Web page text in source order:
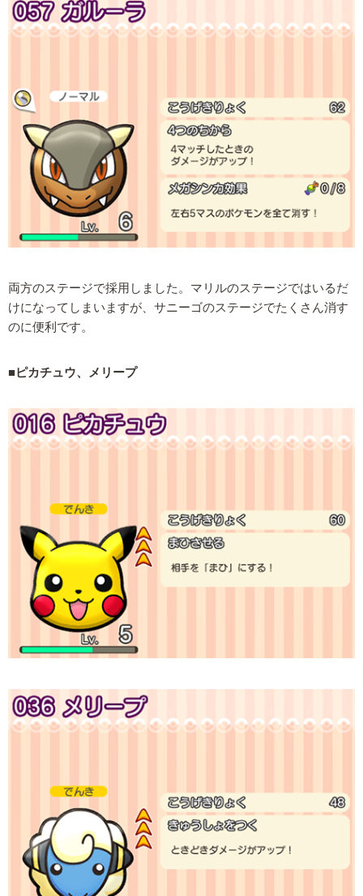
両方のステージで採用しました。マリルのステージではいるだ
けになってしまいますが、サニーゴのステージでたくさん消す
のに便利です。
■ピカチュウ、メリープ